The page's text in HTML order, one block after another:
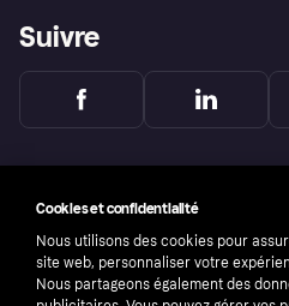
Suivre
Cookies et confidentialité
Nous utilisons des cookies pour
site web, personnaliser votre
Nous partageons également des